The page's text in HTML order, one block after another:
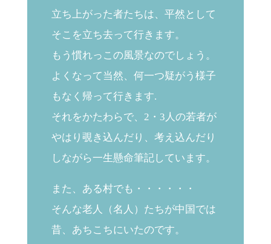
立ち上がった者たちは、平然として
そこを立ち去って行きます。
もう慣れっこの風景なのでしょう。
よくなって当然、何一つ疑がう様子
もなく帰って行きます.
それをかたわらで、2・3人の若者が
やはり覗き込んだり、考え込んだり
しながら一生懸命筆記しています。
また、ある村でも・・・・・・
そんな老人（名人）たちが中国では
昔、あちこちにいたのです。